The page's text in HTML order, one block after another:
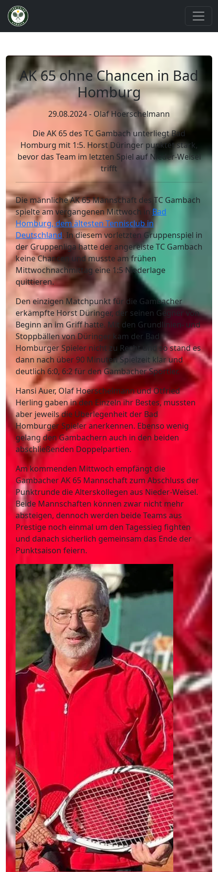
AK 65 ohne Chancen in Bad
Homburg
29.08.2024 - Olaf Hoerschelmann
Die AK 65 des TC Gambach unterliegt Bad
Homburg mit 1:5. Horst Düringer punktet stark,
bevor das Team im letzten Spiel auf Nieder-Weisel
trifft
Die männliche AK 65 Mannschaft des TC Gambach
spielte am vergangenen Mittwoch in Bad
Homburg, dem ältesten Tennisclub in
Deutschland. In diesem vorletzten Gruppenspiel in
der Gruppenliga hatte der angereiste TC Gambach
keine Chancen und musste am frühen
Mittwochnachmittag eine 1:5 Niederlage
quittieren.
Den einzigen Matchpunkt für die Gambacher
erkämpfte Horst Düringer, der seinen Gegner von
Beginn an im Griff hatte. Mit den Grundlinien- und
Stoppbällen von Düringer kam der Bad
Homburger Spieler nicht zu Recht und so stand es
dann nach über 90 Minuten Spielzeit klar und
deutlich 6:0, 6:2 für den Gambacher Sportler.
Hansi Auer, Olaf Hoerschelmann und Otfried
Herling gaben in den Einzeln ihr Bestes, mussten
aber jeweils die Überlegenheit der Bad
Homburger Spieler anerkennen. Ebenso wenig
gelang den Gambachern auch in den beiden
abschließenden Doppelpartien.
Am kommenden Mittwoch empfängt die
Gambacher AK 65 Mannschaft zum Abschluss der
Punktrunde die Alterskollegen aus Nieder-Weisel.
Beide Mannschaften können zwar nicht mehr
absteigen, dennoch werden beide Teams aus
Prestige noch einmal um den Tagessieg fighten
und danach sicherlich gemeinsam das Ende der
Punktsaison feiern.